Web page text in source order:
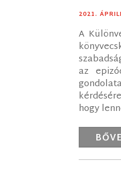
2021.
A
az
hogy